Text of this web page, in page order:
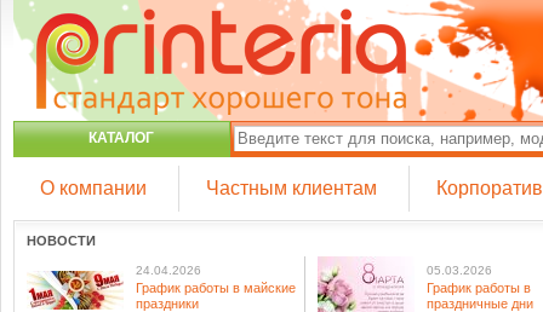
КАТАЛОГ
О компании Частным клиентам
НОВОСТИ
24.04.2026
График работы в майские
праздники
05.03.2026
График работы в
праздничные дни